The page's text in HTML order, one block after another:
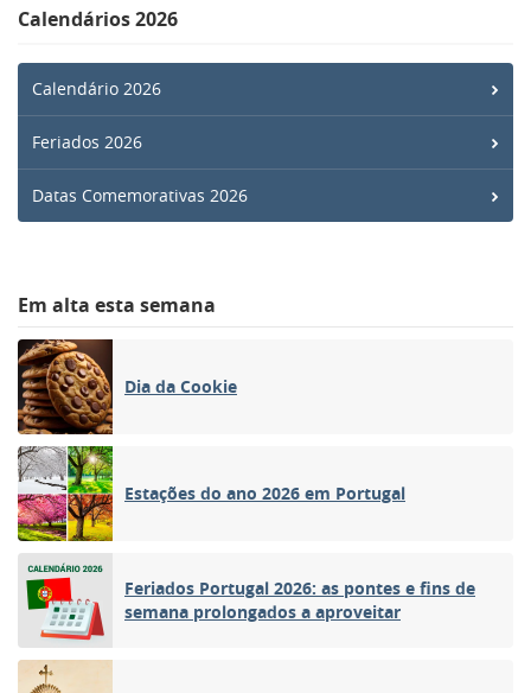
Calendários 2026
Calendário 2026
Feriados 2026
Datas Comemorativas 2026
Em alta esta semana
Dia da Cookie
Estações do ano 2026 em Portugal
Feriados Portugal 2026: as pontes e fins de
semana prolongados a aproveitar